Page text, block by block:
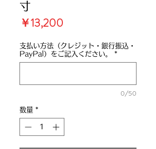
寸
￥13,200
支払い方法（クレジット・銀行振込・
PayPal）をご記入ください。
*
0/50
数量 *